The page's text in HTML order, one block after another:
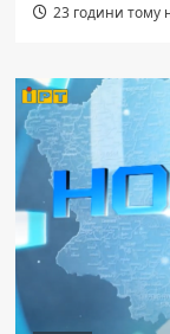
23 години тому